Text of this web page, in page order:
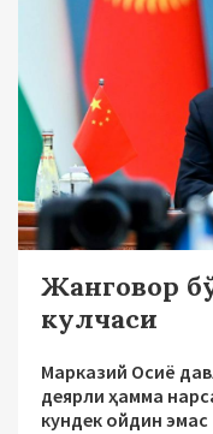
Жанговор
кулчаси
Марказий Осиё
деярли ҳамма
кундек ойдин эмас